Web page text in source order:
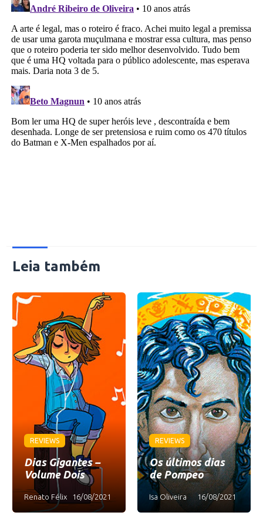
Leia também
REVIEWS
Dias Gigantes –
Volume Dois
Renato Félix 16/08/2021
REVIEWS
Os últimos dias
de Pompeo
Isa Oliveira 16/08/2021